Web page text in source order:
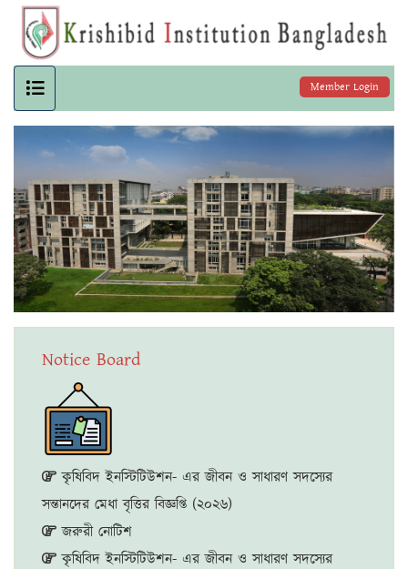
Member Login
Notice Board
কৃষিবিদ ইনস্টিটিউশন- এর জীবন ও সাধারণ সদস্যের
সন্তানদের মেধা বৃত্তির বিজ্ঞপ্তি (২০২৬)
জরুরী নোটিশ
কৃষিবিদ ইনস্টিটিউশন- এর জীবন ও সাধারণ সদস্যের